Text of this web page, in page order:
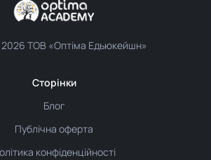
2026 ТОВ «Оптіма Едьюкейшн»
Сторінки
Блог
Публічна оферта
конфіденційності